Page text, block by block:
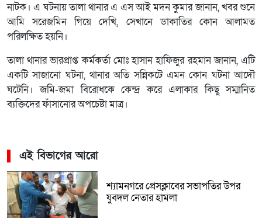
নাটক। এ ঘটনায় তালা থানার এ এস আই মদন কুমার জানান, খবর শুনে
আমি সরেজমিন গিয়ে দেখি, সেখানে ডাকাতির কোন আলামত
পরিলক্ষিত হয়নি।
তালা থানার ভারপ্রাপ্ত কর্মকর্তা মোঃ হাসান হাফিজুর রহমান জানান, এটি
একটি সাজানো ঘটনা, থানার অতি সন্নিকটে এমন কোন ঘটনা আদৌ
ঘটেনি। জমি-জমা বিরোধকে কেন্দ্র করে এলাকার কিছু সম্মানিত
ব্যক্তিদের ফাঁসানোর অপচেষ্টা মাত্র।
এই বিভাগের আরো
শ্যামনগরে প্রেসক্লাবের সভাপতির উপর
যুবদল নেতার হামলা